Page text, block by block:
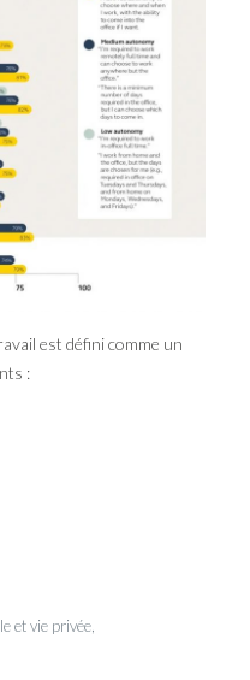
est défini comme un
:
et vie privée,